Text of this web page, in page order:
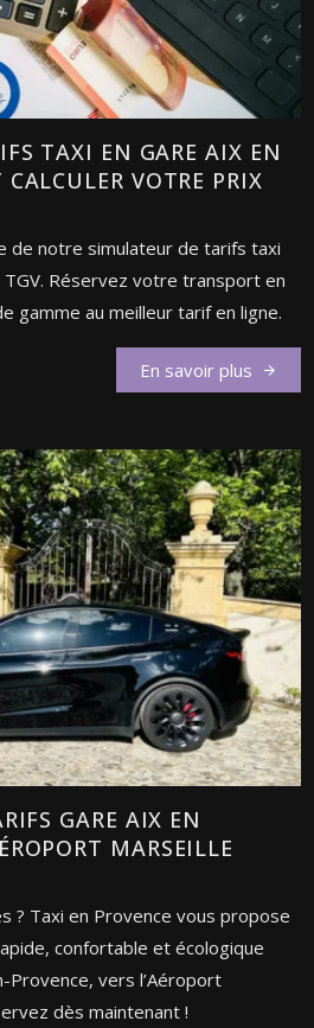
TAXI EN GARE AIX EN
CALCULER VOTRE PRIX
de notre simulateur de tarifs taxi
Réservez votre transport en
gamme au meilleur tarif en ligne.
En savoir plus
GARE AIX EN
MARSEILLE
? Taxi en Provence vous propose
confortable et écologique
Provence, vers l’Aéroport
dès maintenant !